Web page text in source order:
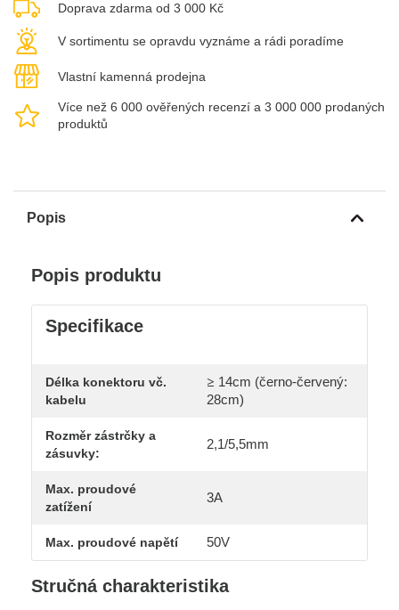
Doprava zdarma od 3 000 Kč
V sortimentu se opravdu vyznáme a rádi poradíme
Vlastní kamenná prodejna
Více než 6 000 ověřených recenzí a 3 000 000 prodaných
produktů
Popis
Popis produktu
Specifikace
Délka konektoru vč.
kabelu
≥ 14cm (černo-červený:
28cm)
Rozměr zástrčky a
zásuvky:
2,1/5,5mm
Max. proudové
zatížení
3A
Max. proudové napětí 50V
Stručná charakteristika